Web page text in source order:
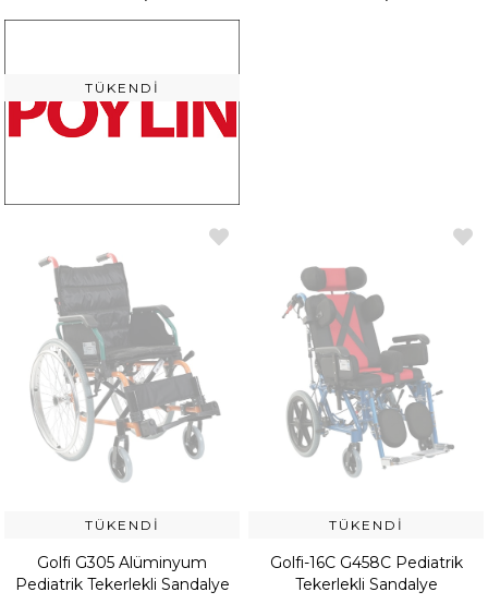
TÜKENDI
TÜKENDI
Golfi G305 Alüminyum
Pediatrik Tekerlekli Sandalye
TÜKENDI
Golfi-16C G458C Pediatrik
Tekerlekli Sandalye